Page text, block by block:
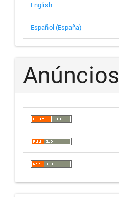
English
Español (España)
Anúncios